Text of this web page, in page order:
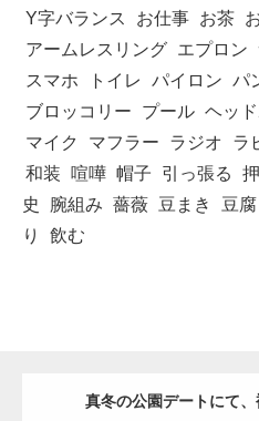
Y字バランス お仕事 お茶
アームレスリング エプロン
スマホ
トイレ パイロン パ
ブロッコリー
プール ヘッ
マイク
マフラー ラジオ ラ
和装
喧嘩 帽子 引っ張る
史
腕組み 薔薇 豆まき 豆腐
り
飲む
真冬の公園デートにて